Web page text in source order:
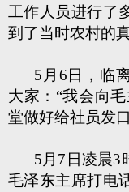
工作人员进行了
到了当时农村的
5月6日，临
大家：“我会向
堂做好给社员发
5月7日凌晨3
毛泽东主席打电